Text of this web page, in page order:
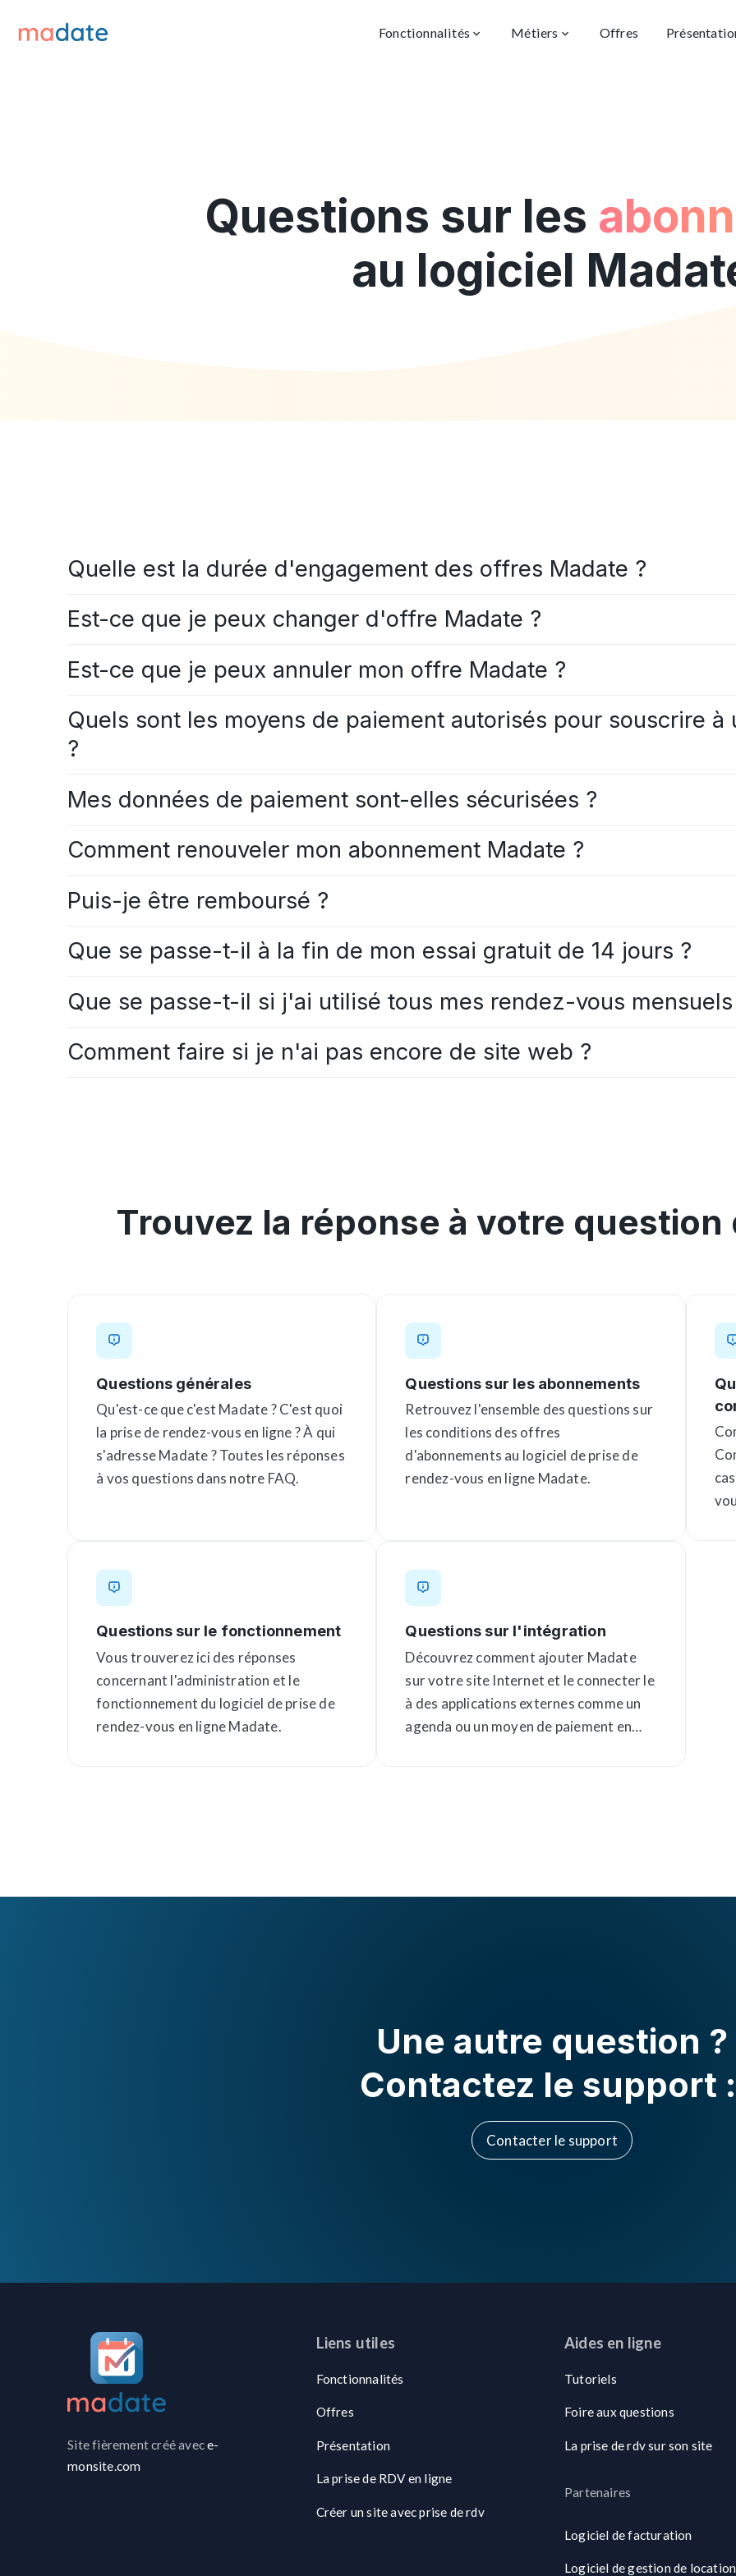
Fonctionnalités Métiers Offres
Questions sur les
au logiciel
Quelle est la durée d'engagement des offres Madate ?
Est-ce que je peux changer d'offre Madate ?
Est-ce que je peux annuler mon offre Madate ?
Quels sont les moyens de paiement autorisés pour souscrire à
?
Mes données de paiement sont-elles sécurisées ?
Comment renouveler mon abonnement Madate ?
Puis-je être remboursé ?
Que se passe-t-il à la fin de mon essai gratuit de 14 jours ?
Que se passe-t-il si j'ai utilisé tous mes rendez-vous
Comment faire si je n'ai pas encore de site web ?
Trouvez la réponse à votre question
Questions générales
Qu'est-ce que c'est Madate ? C'est quoi
la prise de rendez-vous en ligne ? À qui
s'adresse Madate ? Toutes les réponses
à vos questions dans notre FAQ.
Questions sur les abonnements
Retrouvez l'ensemble des questions sur
les conditions des offres
d'abonnements au logiciel de prise de
rendez-vous en ligne Madate.
Questions sur le fonctionnement
Vous trouverez ici des réponses
concernant l'administration et le
fonctionnement du logiciel de prise de
rendez-vous en ligne Madate.
Questions sur l'intégration
Découvrez comment ajouter Madate
sur votre site Internet et le connecter le
à des applications externes comme un
agenda ou un moyen de paiement en
Une autre question ?
Contactez le support
Contacter le support
Site fièrement créé avece-
monsite.com
Liens utiles
Fonctionnalités
Offres
Présentation
La prise de RDV en ligne
Créer un site avec prise de rdv
Aides en ligne
Tutoriels
Foire aux questions
La prise de rdv sur son site
Partenaires
Logiciel de facturation
Logiciel de gestion de location